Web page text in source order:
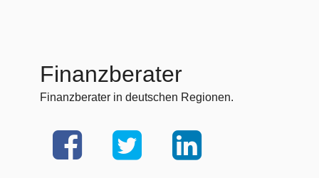
Finanzberater
Finanzberater in deutschen Regionen.